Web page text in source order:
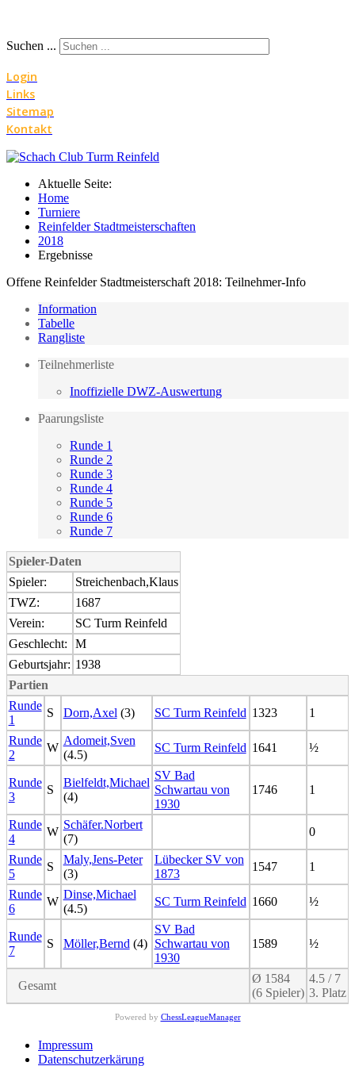
Suchen ...
Login
Links
Sitemap
Kontakt
Aktuelle Seite:
Home
Turniere
Reinfelder Stadtmeisterschaften
2018
Ergebnisse
Offene Reinfelder Stadtmeisterschaft 2018: Teilnehmer-Info
Information
Tabelle
Rangliste
Teilnehmerliste
Inoffizielle DWZ-Auswertung
Paarungsliste
Runde 1
Runde 2
Runde 3
Runde 4
Runde 5
Runde 6
Runde 7
Spieler-Daten
Spieler:
Streichenbach,Klaus
TWZ:
1687
Verein:
SC Turm Reinfeld
Geschlecht:
M
Geburtsjahr: 1938
Partien
Runde
1
S Dorn,Axel (3) SC Turm Reinfeld 1323 1
Runde
2
W
Adomeit,Sven
(4.5)
SC Turm Reinfeld 1641 ½
Runde
3
S
Bielfeldt,Michael
(4)
SV Bad
Schwartau von
1930
1746 1
Runde
4
W
Schäfer.Norbert
(7)
0
Runde
5
S
Maly,Jens-Peter
(3)
Lübecker SV von
1873
1547 1
Runde
6
W
Dinse,Michael
(4.5)
SC Turm Reinfeld 1660 ½
Runde
7
S Möller,Bernd (4)
SV Bad
Schwartau von
1930
1589 ½
Gesamt
Ø 1584
(6 Spieler)
4.5 / 7
3. Platz
Powered by ChessLeagueManager
Impressum
Datenschutzerkärung